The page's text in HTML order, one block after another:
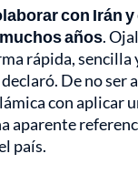
con Irán
años.
rápida, sencilla
De no ser
con aplicar
aparente
país.